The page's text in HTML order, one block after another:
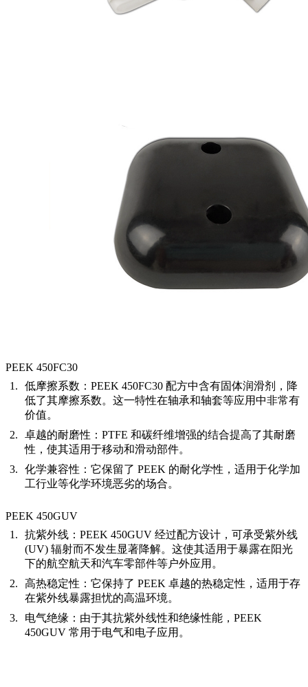
PEEK 450FC30
低摩擦系数： PEEK 450FC30 配方中含有固体润滑剂，降
低了其摩擦系数。这一特性在轴承和轴套等应用中非常有
价值。
卓越的耐磨性： PTFE 和碳纤维增强的结合提高了其耐磨
性，使其适用于移动和滑动部件。
化学兼容性： 它保留了 PEEK 的耐化学性，适用于化学加
工行业等化学环境恶劣的场合。
PEEK 450GUV
抗紫外线： PEEK 450GUV 经过配方设计，可承受紫外线
(UV) 辐射而不发生显著降解。这使其适用于暴露在阳光
下的航空航天和汽车零部件等户外应用。
高热稳定性： 它保持了 PEEK 卓越的热稳定性，适用于存
在紫外线暴露担忧的高温环境。
电气绝缘： 由于其抗紫外线性和绝缘性能，PEEK
450GUV 常用于电气和电子应用。